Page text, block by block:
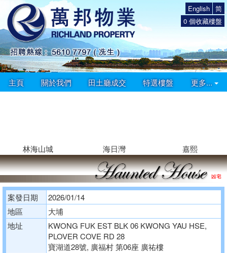
简
English
0 個收藏樓盤
主頁 關於我們 田土廳成交 特選樓盤 更多...
林海山城 海日灣 嘉熙
案發日期
2026/01/14
地區
大埔
地址
KWONG FUK EST BLK 06 KWONG YAU HSE,
PLOVER COVE RD 28
寶湖道28號, 廣福村 第06座 廣祐樓